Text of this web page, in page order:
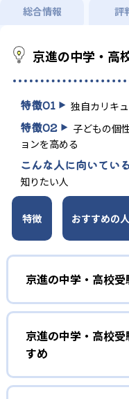
総合情報 評
京進の中学・高
特徴01 独自カリキ
特徴02
子どもの個
ョンを高める
こんな人に向いている
知りたい人
特徴 おすすめの人
京進の中学・高校
脳科学を活かした
京進トップシグマでは
テムを採用している。
間覚えておくためにも
京進の中学・高校
すめ
家庭